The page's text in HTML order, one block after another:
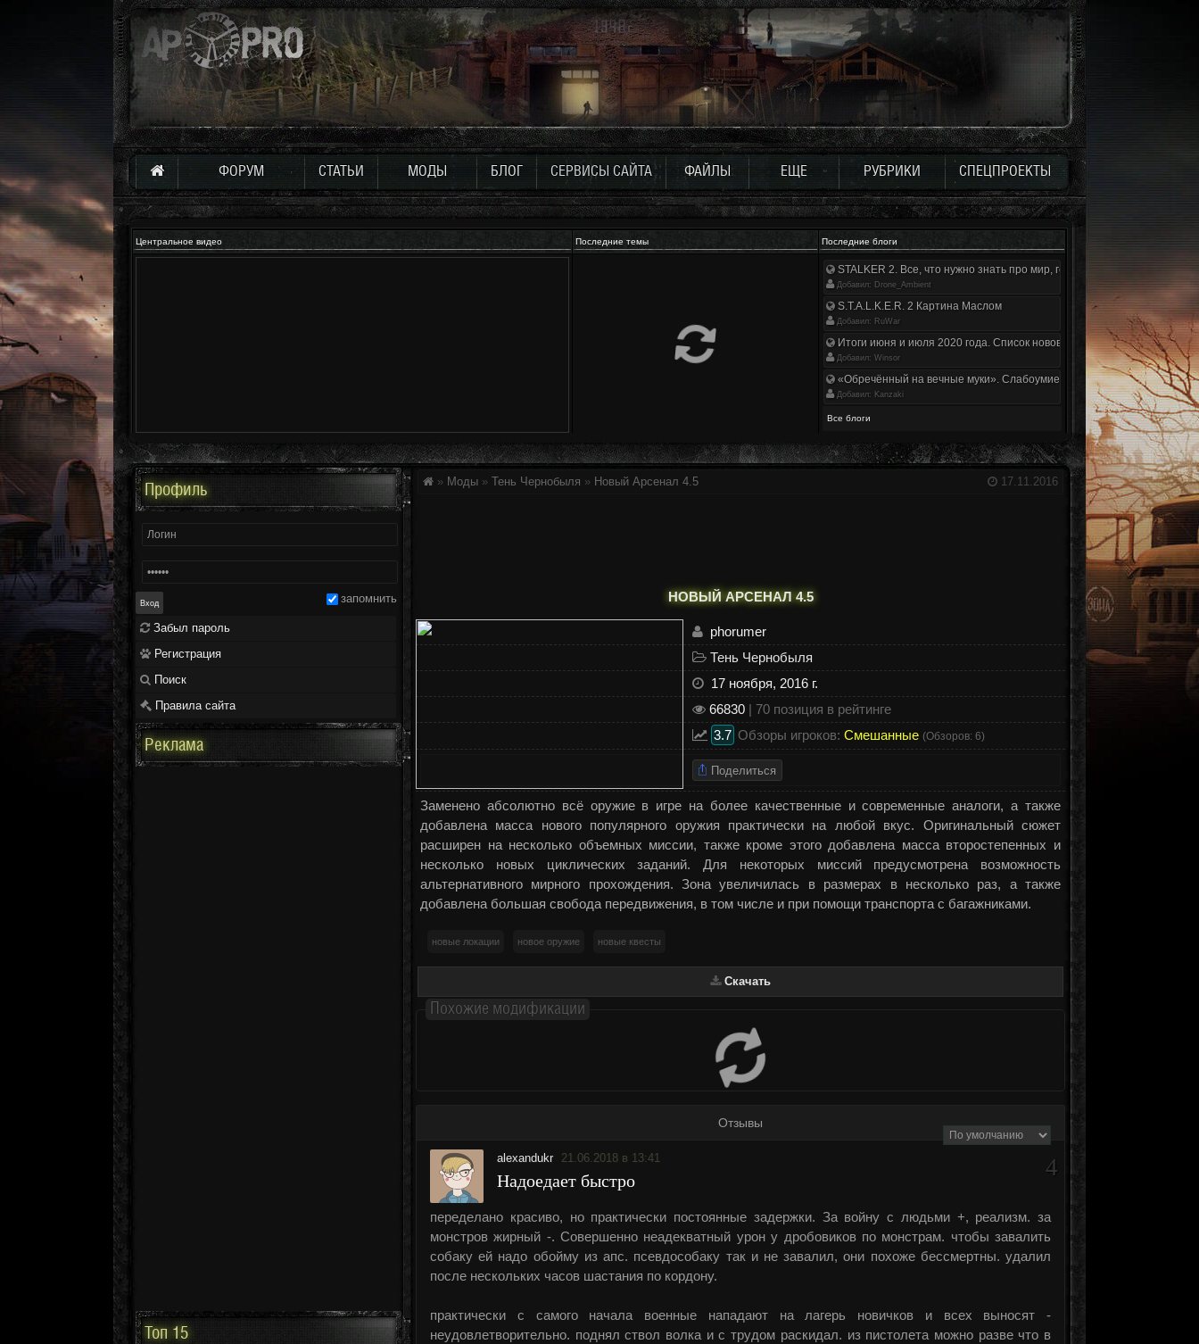
ФОРУМ СТАТЬИ МОДЫ БЛОГ СЕРВИСЫ САЙТА ФАЙЛЫ ЕЩЕ РУБРИКИ СПЕЦПРОЕКТЫ
Центральное видео Последние темы Последние блоги
STALKER 2. Все, что нужно знать про мир, геймплей и сюжет | Разбор
Добавил: Drone_Ambient
S.T.A.L.K.E.R. 2 Картина Маслом
Добавил: RuWar
Итоги июня и июля 2020 года. Список нововведений
Добавил: Winsor
«Обречённый на вечные муки». Слабоумие и отвага
Добавил: Kanzaki
Все блоги
17.11.2016
» Моды » Тень Чернобыля » Новый Арсенал 4.5
НОВЫЙ АРСЕНАЛ 4.5
phorumer
Тень Чернобыля
17 ноября, 2016 г.
66830 | 70 позиция в рейтинге
3.7 Обзоры игроков: Смешанные (Обзоров: 6)
Поделиться
Заменено абсолютно всё оружие в игре на более качественные и современные аналоги, а также
добавлена масса нового популярного оружия практически на любой вкус. Оригинальный сюжет
расширен на несколько объемных миссии, также кроме этого добавлена масса второстепенных и
несколько новых циклических заданий. Для некоторых миссий предусмотрена возможность
альтернативного мирного прохождения. Зона увеличилась в размерах в несколько раз, а также
добавлена большая свобода передвижения, в том числе и при помощи транспорта с багажниками.
новые локации новое оружие новые квесты
Cкачать
Похожие модификации
Отзывы
alexandukr 21.06.2018 в 13:41
Надоедает быстро 4
переделано красиво, но практически постоянные задержки. За войну с людьми +, реализм. за
монстров жирный -. Совершенно неадекватный урон у дробовиков по монстрам. чтобы завалить
собаку ей надо обойму из апс. псевдособаку так и не завалил, они похоже бессмертны. удалил
после нескольких часов шастания по кордону.
практически с самого начала военные нападают на лагерь новичков и всех выносят -
неудовлетворительно. поднял ствол волка и с трудом раскидал. из пистолета можно разве что в
Профиль
запомнить
Забыл пароль
Регистрация
Поиск
Правила сайта
Реклама
Топ 15